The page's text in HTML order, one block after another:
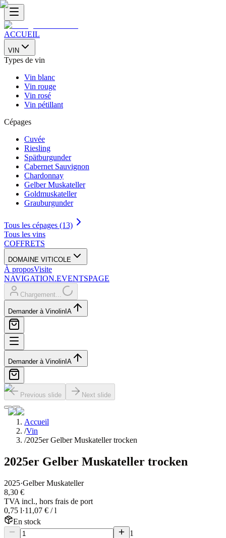
ACCUEIL
VIN
Types de vin
Vin blanc
Vin rouge
Vin rosé
Vin pétillant
Cépages
Cuvée
Riesling
Spätburgunder
Cabernet Sauvignon
Chardonnay
Gelber Muskateller
Goldmuskateller
Grauburgunder
Tous les cépages (13)
Tous les vins
COFFRETS
DOMAINE VITICOLE
À proposVisite
NAVIGATION.EVENTSPAGE
Chargement...
Demander à Vinolin IA
Demander à Vinolin IA
Previous slide Next slide
Accueil
/Vin
/2025er Gelber Muskateller trocken
2025er Gelber Muskateller trocken
2025·Gelber Muskateller
8,30 €
TVA incl., hors frais de port
0,75 l·11,07 € / l
En stock
1